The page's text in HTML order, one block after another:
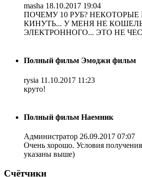
masha 18.10.2017 19:04
ПОЧЕМУ 10 РУБ?
КИНУТЬ... У МЕНЯ НЕ
ЭЛЕКТРОННОГО... ЭТО НЕ
Полный фильм Эмоджи фильм
rysia 11.10.2017 11:23
круто!
Полный фильм Наемник
Администратор 26.09.2017 07:07
Очень хорошо. Условия
указаны выше)
Счётчики